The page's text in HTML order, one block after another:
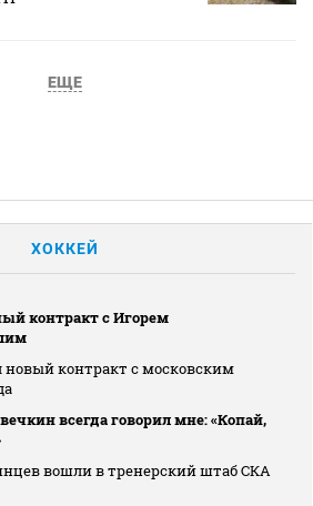
ЕЩЕ
ХОККЕЙ
контракт с Игорем
контракт с московским
всегда говорил мне: «Копай,
вошли в тренерский штаб СКА